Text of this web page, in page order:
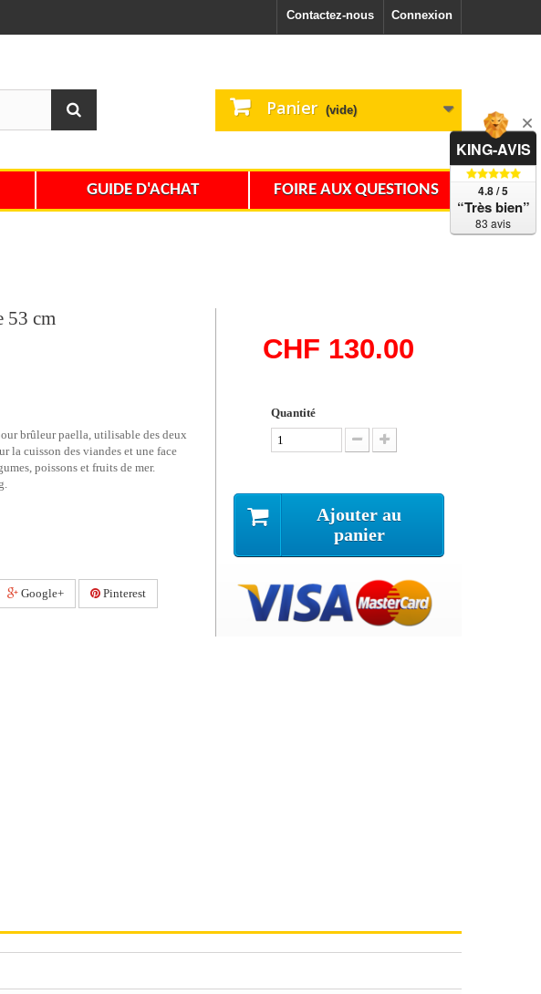
Connexion
Contactez-nous
Panier (vide)
GUIDE D'ACHAT FOIRE AUX QUESTIONS
53 cm
brûleur paella, utilisable des deux
la cuisson des viandes et une face
poissons et fruits de mer.
Google+ Pinterest
CHF 130.00
Quantité
Ajouter au
panier
KING-AVIS
4.8 / 5
“Très bien”
83 avis